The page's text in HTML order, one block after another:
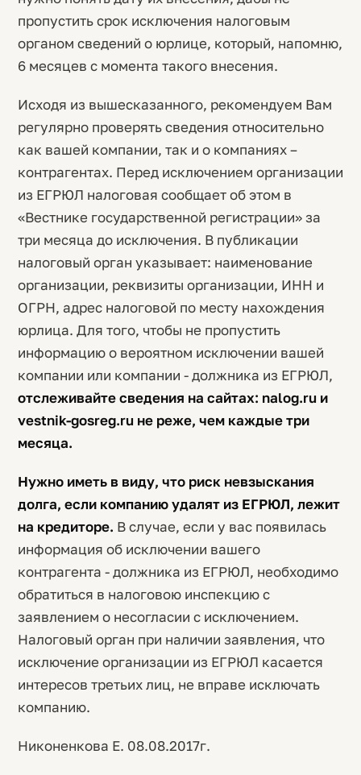
пропустить срок исключения налоговым
органом сведений о юрлице, который, напомню,
6 месяцев с момента такого внесения.
Исходя из вышесказанного, рекомендуем Вам
регулярно проверять сведения относительно
как вашей компании, так и о компаниях –
контрагентах. Перед исключением организации
из ЕГРЮЛ налоговая сообщает об этом в
«Вестнике государственной регистрации» за
три месяца до исключения. В публикации
налоговый орган указывает: наименование
организации, реквизиты организации, ИНН и
ОГРН, адрес налоговой по месту нахождения
юрлица. Для того, чтобы не пропустить
информацию о вероятном исключении вашей
компании или компании - должника из ЕГРЮЛ,
отслеживайте сведения на сайтах: nalog.ru и
vestnik-gosreg.ru не реже, чем каждые три
месяца.
Нужно иметь в виду, что риск невзыскания
долга, если компанию удалят из ЕГРЮЛ, лежит
на кредиторе. В случае, если у вас появилась
информация об исключении вашего
контрагента - должника из ЕГРЮЛ, необходимо
обратиться в налоговою инспекцию с
заявлением о несогласии с исключением.
Налоговый орган при наличии заявления, что
исключение организации из ЕГРЮЛ касается
интересов третьих лиц, не вправе исключать
компанию.
Никоненкова Е. 08.08.2017г.